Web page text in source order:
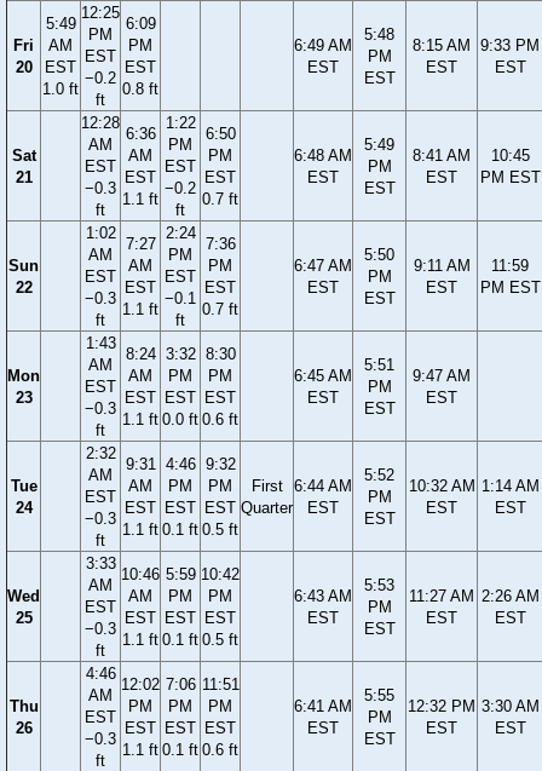
Fri
20
5:49
AM
EST
1.0 ft
12:25
PM
EST
−0.2
ft
6:09
PM
EST
0.8 ft
6:49 AM
EST
5:48
PM
EST
8:15 AM
EST
9:33 PM
EST
Sat
21
12:28
AM
EST
−0.3
ft
6:36
AM
EST
1.1 ft
1:22
PM
EST
−0.2
ft
6:50
PM
EST
0.7 ft
6:48 AM
EST
5:49
PM
EST
8:41 AM
EST
10:45
PM EST
Sun
22
1:02
AM
EST
−0.3
ft
7:27
AM
EST
1.1 ft
2:24
PM
EST
−0.1
ft
7:36
PM
EST
0.7 ft
6:47 AM
EST
5:50
PM
EST
9:11 AM
EST
11:59
PM EST
Mon
23
1:43
AM
EST
−0.3
ft
8:24
AM
EST
1.1 ft
3:32
PM
EST
0.0 ft
8:30
PM
EST
0.6 ft
6:45 AM
EST
5:51
PM
EST
9:47 AM
EST
Tue
24
2:32
AM
EST
−0.3
ft
9:31
AM
EST
1.1 ft
4:46
PM
EST
0.1 ft
9:32
PM
EST
0.5 ft
First
Quarter
6:44 AM
EST
5:52
PM
EST
10:32 AM
EST
1:14 AM
EST
Wed
25
3:33
AM
EST
−0.3
ft
10:46
AM
EST
1.1 ft
5:59
PM
EST
0.1 ft
10:42
PM
EST
0.5 ft
6:43 AM
EST
5:53
PM
EST
11:27 AM
EST
2:26 AM
EST
Thu
26
4:46
AM
EST
−0.3
ft
12:02
PM
EST
1.1 ft
7:06
PM
EST
0.1 ft
11:51
PM
EST
0.6 ft
6:41 AM
EST
5:55
PM
EST
12:32 PM
EST
3:30 AM
EST